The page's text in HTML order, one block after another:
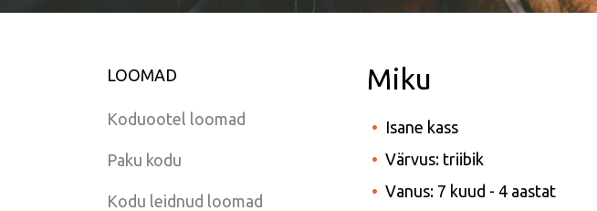
LOOMAD
Koduootel loomad
Paku kodu
Kodu leidnud loomad
Miku
Isane kass
Värvus: triibik
Vanus: 7 kuud - 4 aastat